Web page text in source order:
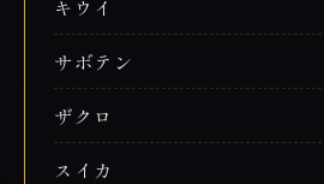
キウイ
サボテン
ザクロ
スイカ